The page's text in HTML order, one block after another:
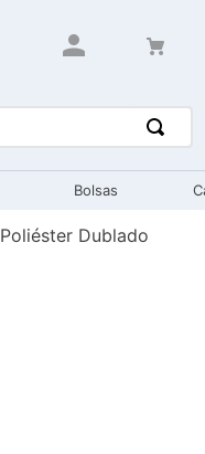
Bolsas
Poliéster Dublado